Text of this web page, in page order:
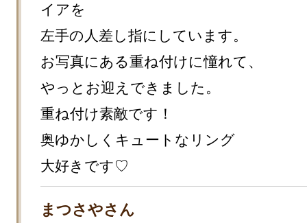
イアを
左手の人差し指にしています。
お写真にある重ね付けに憧れて、
やっとお迎えできました。
重ね付け素敵です！
奥ゆかしくキュートなリング
大好きです♡
まつさやさん